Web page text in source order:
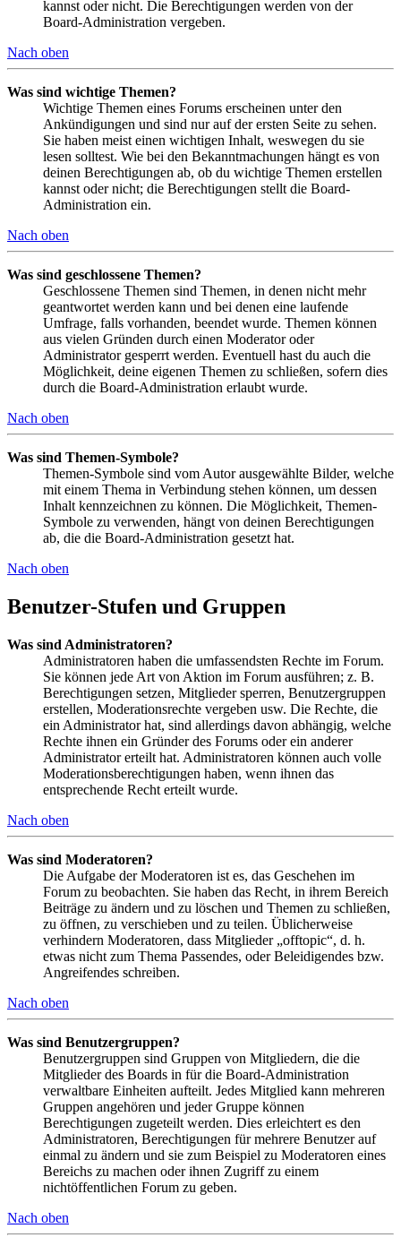
kannst oder nicht. Die Berechtigungen werden von der
Board-Administration vergeben.
Nach oben
Was sind wichtige Themen?
Wichtige Themen eines Forums erscheinen unter den
Ankündigungen und sind nur auf der ersten Seite zu sehen.
Sie haben meist einen wichtigen Inhalt, weswegen du sie
lesen solltest. Wie bei den Bekanntmachungen hängt es von
deinen Berechtigungen ab, ob du wichtige Themen erstellen
kannst oder nicht; die Berechtigungen stellt die Board-
Administration ein.
Nach oben
Was sind geschlossene Themen?
Geschlossene Themen sind Themen, in denen nicht mehr
geantwortet werden kann und bei denen eine laufende
Umfrage, falls vorhanden, beendet wurde. Themen können
aus vielen Gründen durch einen Moderator oder
Administrator gesperrt werden. Eventuell hast du auch die
Möglichkeit, deine eigenen Themen zu schließen, sofern dies
durch die Board-Administration erlaubt wurde.
Nach oben
Was sind Themen-Symbole?
Themen-Symbole sind vom Autor ausgewählte Bilder, welche
mit einem Thema in Verbindung stehen können, um dessen
Inhalt kennzeichnen zu können. Die Möglichkeit, Themen-
Symbole zu verwenden, hängt von deinen Berechtigungen
ab, die die Board-Administration gesetzt hat.
Nach oben
Benutzer-Stufen und Gruppen
Was sind Administratoren?
Administratoren haben die umfassendsten Rechte im Forum.
Sie können jede Art von Aktion im Forum ausführen; z. B.
Berechtigungen setzen, Mitglieder sperren, Benutzergruppen
erstellen, Moderationsrechte vergeben usw. Die Rechte, die
ein Administrator hat, sind allerdings davon abhängig, welche
Rechte ihnen ein Gründer des Forums oder ein anderer
Administrator erteilt hat. Administratoren können auch volle
Moderationsberechtigungen haben, wenn ihnen das
entsprechende Recht erteilt wurde.
Nach oben
Was sind Moderatoren?
Die Aufgabe der Moderatoren ist es, das Geschehen im
Forum zu beobachten. Sie haben das Recht, in ihrem Bereich
Beiträge zu ändern und zu löschen und Themen zu schließen,
zu öffnen, zu verschieben und zu teilen. Üblicherweise
verhindern Moderatoren, dass Mitglieder „offtopic“, d. h.
etwas nicht zum Thema Passendes, oder Beleidigendes bzw.
Angreifendes schreiben.
Nach oben
Was sind Benutzergruppen?
Benutzergruppen sind Gruppen von Mitgliedern, die die
Mitglieder des Boards in für die Board-Administration
verwaltbare Einheiten aufteilt. Jedes Mitglied kann mehreren
Gruppen angehören und jeder Gruppe können
Berechtigungen zugeteilt werden. Dies erleichtert es den
Administratoren, Berechtigungen für mehrere Benutzer auf
einmal zu ändern und sie zum Beispiel zu Moderatoren eines
Bereichs zu machen oder ihnen Zugriff zu einem
nichtöffentlichen Forum zu geben.
Nach oben